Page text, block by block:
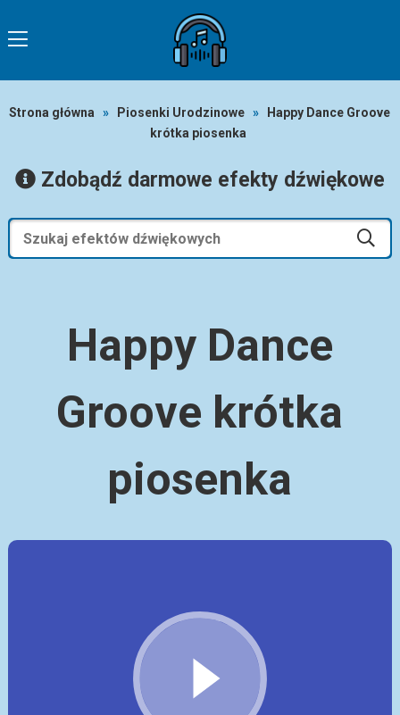
Strona główna » Piosenki Urodzinowe »
Happy Dance Groove
krótka piosenka
Zdobądź darmowe efekty dźwiękowe
Happy Dance
Groove krótka
piosenka